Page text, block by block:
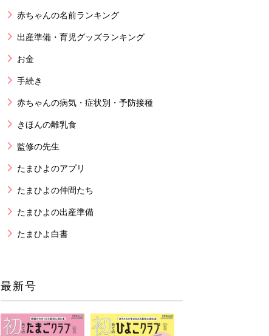
赤ちゃんの名前ランキング
出産準備・育児グッズランキング
お金
手続き
赤ちゃんの病気・症状別・予防接種
きほんの離乳食
監修の先生
たまひよのアプリ
たまひよの仲間たち
たまひよの出産準備
たまひよ白書
最新号